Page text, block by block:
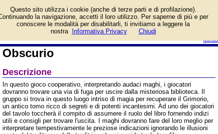
guida
e prezzo di vendita.
Prodotto da Asmodee
Obscurio
Descrizione
In questo gioco cooperativo, interpretando audaci maghi, i giocatori
dovranno trovare una via di fuga per uscire dalla misteriosa biblioteca. Il
gruppo si trova in questo luogo intriso di magia per recuperare il Grimorio,
un antico tomo ricco di segreti e di potenti incantesimi. Ad uno dei giocatori
del tavolo toccherà il compito di assumere il ruolo del libro fornendo indizi
utili e consigli per trovare l'uscita. I maghi dovranno fare del loro meglio per
interpretare tempestivamente le preziose indicazioni ignorando le illusioni
Questo sito utilizza i cookie (anche di terze parti e di profilazione).
la navigazione, accetti il loro utilizzo. Per saperne di più e per
conoscere le modalità per disabilitarli, ti invitiamo a leggere la
nostra
Informativa Privacy Chiudi